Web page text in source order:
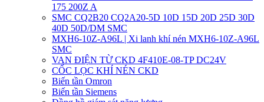
175 200Z A
SMC CQ2B20 CQ2A20-5D 10D 15D 20D 25D 30D
40D 50D/DM SMC
MXH6-10Z-A96L | Xi lanh khí nén MXH6-10Z-A96L
SMC
VAN ĐIỆN TỪ CKD 4F410E-08-TP DC24V
CỐC LỌC KHÍ NÉN CKD
Biến tần Omron
Biến tần Siemens